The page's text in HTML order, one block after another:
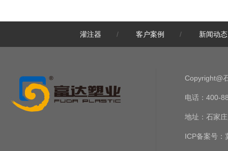
灌注器 / 客户案例 / 新闻动态
Copyright@
电话：400-
地址：石家
ICP备案号：